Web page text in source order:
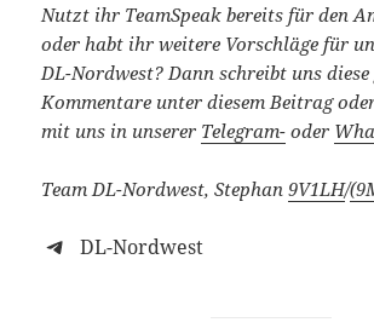
Nutzt ihr TeamSpeak bereits für den
oder habt ihr weitere Vorschläge für
DL-Nordwest? Dann schreibt uns
Kommentare unter diesem Beitrag
mit uns in unserer Telegram- oder
Team DL-Nordwest, Stephan9V1LH/
DL-Nordwest